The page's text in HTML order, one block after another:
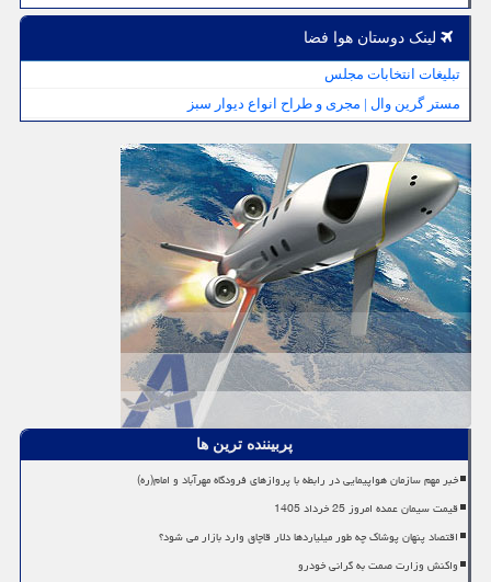
لینک دوستان هوا فضا
تبلیغات انتخابات مجلس
مستر گرین وال | مجری و طراح انواع دیوار سبز
پربیننده ترین ها
خبر مهم سازمان هواپیمایی در رابطه با پروازهای فرودگاه مهرآباد و امام(ره)
قیمت سیمان عمده امروز 25 خرداد 1405
اقتصاد پنهان پوشاک چه طور میلیاردها دلار قاچاق وارد بازار می شود؟
واکنش وزارت صمت به گرانی خودرو